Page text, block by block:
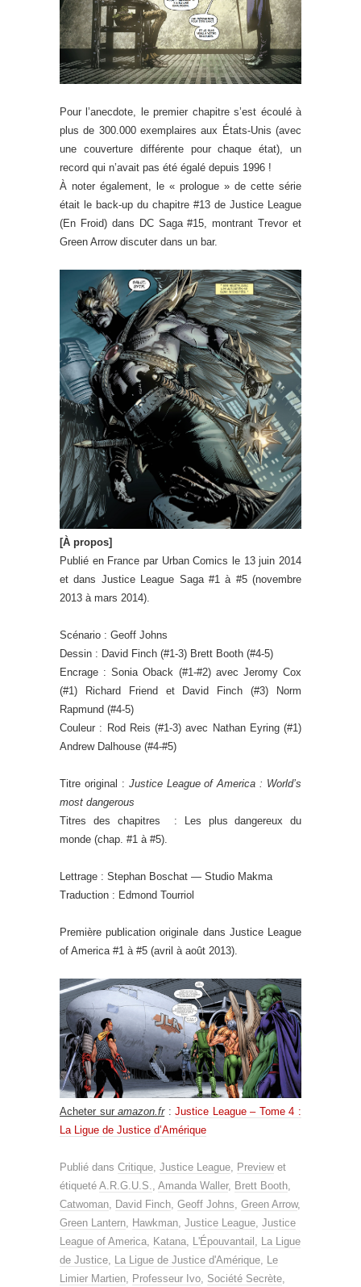
Pour l’anecdote, le premier chapitre s’est écoulé à
plus de 300.000 exemplaires aux États-Unis (avec
une couverture différente pour chaque état), un
record qui n’avait pas été égalé depuis 1996 !
À noter également, le « prologue » de cette série
était le back-up du chapitre #13 de Justice League
(En Froid) dans DC Saga #15, montrant Trevor et
Green Arrow discuter dans un bar.
[À propos]
Publié en France par Urban Comics le 13 juin 2014
et dans Justice League Saga #1 à #5 (novembre
2013 à mars 2014).
Scénario : Geoff Johns
Dessin : David Finch (#1-3) Brett Booth (#4-5)
Encrage : Sonia Oback (#1-#2) avec Jeromy Cox
(#1) Richard Friend et David Finch (#3) Norm
Rapmund (#4-5)
Couleur : Rod Reis (#1-3) avec Nathan Eyring (#1)
Andrew Dalhouse (#4-#5)
Titre original : Justice League of America : World’s
most dangerous
Titres des chapitres : Les plus dangereux du
monde (chap. #1 à #5).
Lettrage : Stephan Boschat — Studio Makma
Traduction : Edmond Tourriol
Première publication originale dans Justice League
of America #1 à #5 (avril à août 2013).
Acheter suramazon.fr:Justice League – Tome 4 :
La Ligue de Justice d’Amérique
Publié dans Critique, Justice League, Previewet
étiqueté A.R.G.U.S., Amanda Waller, Brett Booth,
Catwoman, David Finch, Geoff Johns, Green Arrow,
Green Lantern, Hawkman, Justice League, Justice
League of America, Katana, L'Épouvantail , La Ligue
de Justice, La Ligue de Justice d'Amérique, Le
Limier Martien, Professeur Ivo, Société Secrète,